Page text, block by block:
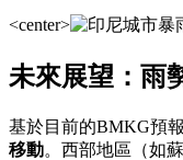
<center>
未來展望：雨
基於目前的BMKG預報
移動。西部地區（如